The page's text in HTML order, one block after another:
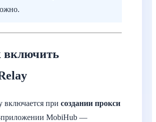
включается при создании прокси
приложении MobiHub —